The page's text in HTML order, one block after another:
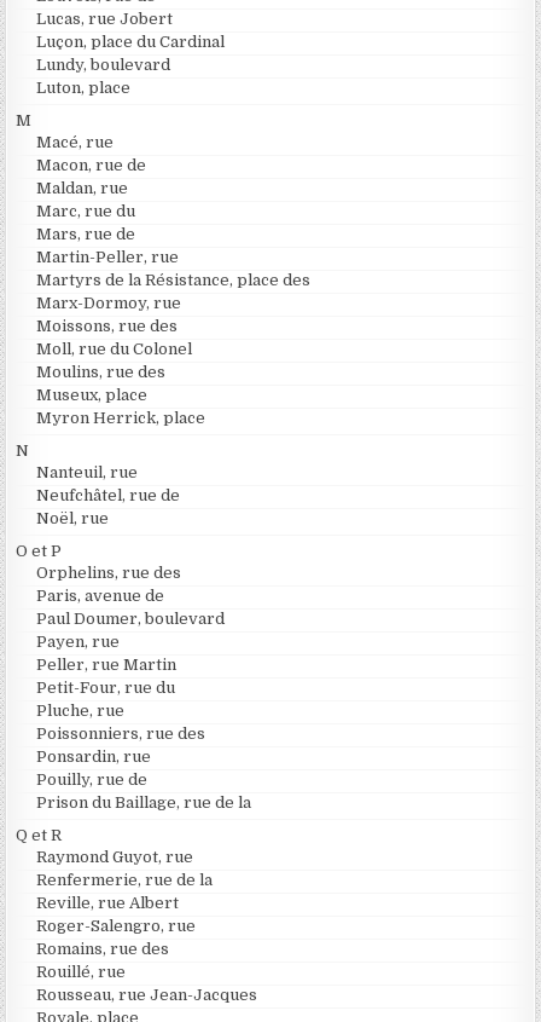
Lucas, rue Jobert
Luçon, place du Cardinal
Lundy, boulevard
Luton, place
M
Macé, rue
Macon, rue de
Maldan, rue
Marc, rue du
Mars, rue de
Martin-Peller, rue
Martyrs de la Résistance, place des
Marx-Dormoy, rue
Moissons, rue des
Moll, rue du Colonel
Moulins, rue des
Museux, place
Myron Herrick, place
N
Nanteuil, rue
Neufchâtel, rue de
Noël, rue
O et P
Orphelins, rue des
Paris, avenue de
Paul Doumer, boulevard
Payen, rue
Peller, rue Martin
Petit-Four, rue du
Pluche, rue
Poissonniers, rue des
Ponsardin, rue
Pouilly, rue de
Prison du Baillage, rue de la
Q et R
Raymond Guyot, rue
Renfermerie, rue de la
Reville, rue Albert
Roger-Salengro, rue
Romains, rue des
Rouillé, rue
Rousseau, rue Jean-Jacques
Royale, place